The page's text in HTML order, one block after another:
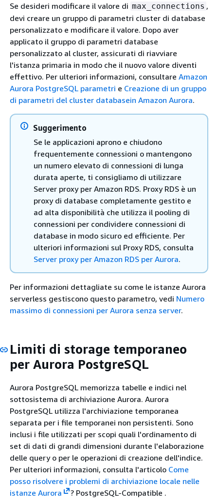
Se desideri modificare il valore di max_connections ,
devi creare un gruppo di parametri cluster di database
personalizzato e modificare il valore. Dopo aver
applicato il gruppo di parametri database
personalizzato al cluster, assicurati di riavviare
l'istanza primaria in modo che il nuovo valore diventi
effettivo. Per ulteriori informazioni, consultare Amazon
Aurora PostgreSQL parametri e Creazione di un gruppo
di parametri del cluster databasein Amazon Aurora.
Suggerimento
Se le applicazioni aprono e chiudono
frequentemente connessioni o mantengono
un numero elevato di connessioni di lunga
durata aperte, ti consigliamo di utilizzare
Server proxy per Amazon RDS. Proxy RDS è un
proxy di database completamente gestito e
ad alta disponibilità che utilizza il pooling di
connessioni per condividere connessioni di
database in modo sicuro ed efficiente. Per
ulteriori informazioni sul Proxy RDS, consulta
Server proxy per Amazon RDS per Aurora.
Per informazioni dettagliate su come le istanze Aurora
serverless gestiscono questo parametro, vedi Numero
massimo di connessioni per Aurora senza server.
Limiti di storage temporaneo
per Aurora PostgreSQL
Aurora PostgreSQL memorizza tabelle e indici nel
sottosistema di archiviazione Aurora. Aurora
PostgreSQL utilizza l'archiviazione temporanea
separata per i file temporanei non persistenti. Sono
inclusi i file utilizzati per scopi quali l'ordinamento di
set di dati di grandi dimensioni durante l'elaborazione
delle query o per le operazioni di creazione dell'indice.
Per ulteriori informazioni, consulta l'articolo Come
posso risolvere i problemi di archiviazione locale nelle
istanze Aurora
? PostgreSQL-Compatible .